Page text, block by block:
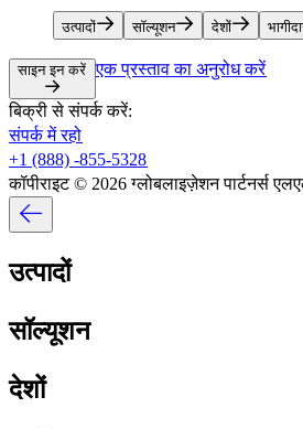
उत्पादों​​ सॉल्यूशन​​ देशों​​
साइन इन करें​​ एक प्रस्ताव का अनुरोध करें​​
बिक्री से संपर्क करें:​​
संपर्क में रहो​​
+1 (888) -855-5328​​
कॉपीराइट © 2026 ग्लोबलाइज़ेशन पार्टनर्स
उत्पादों​​
सॉल्यूशन​​
देशों​​